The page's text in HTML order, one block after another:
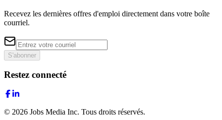
Recevez les dernières offres d'emploi directement dans votre boîte
courriel.
S'abonner
Restez connecté
© 2026 Jobs Media Inc. Tous droits réservés.